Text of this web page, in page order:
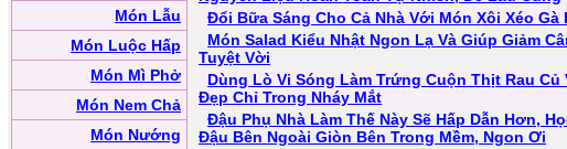
Món Lẫu
Món Luộc Hấp
Món Mì Phở
Món Nem Chả
Món Nướng
Đổi Bữa Sáng Cho Cả Nhà Với Món Xôi Xéo Gà
Món Salad Kiểu Nhật Ngon Lạ Và Giúp Giảm
Tuyệt Vời
Dùng Lò Vi Sóng Làm Trứng Cuộn Thịt Rau Củ
Đẹp Chỉ Trong Nháy Mắt
Đậu Phụ Nhà Làm Thế Này Sẽ Hấp Dẫn Hơn,
Đậu Bên Ngoài Giòn Bên Trong Mềm, Ngon Ơi